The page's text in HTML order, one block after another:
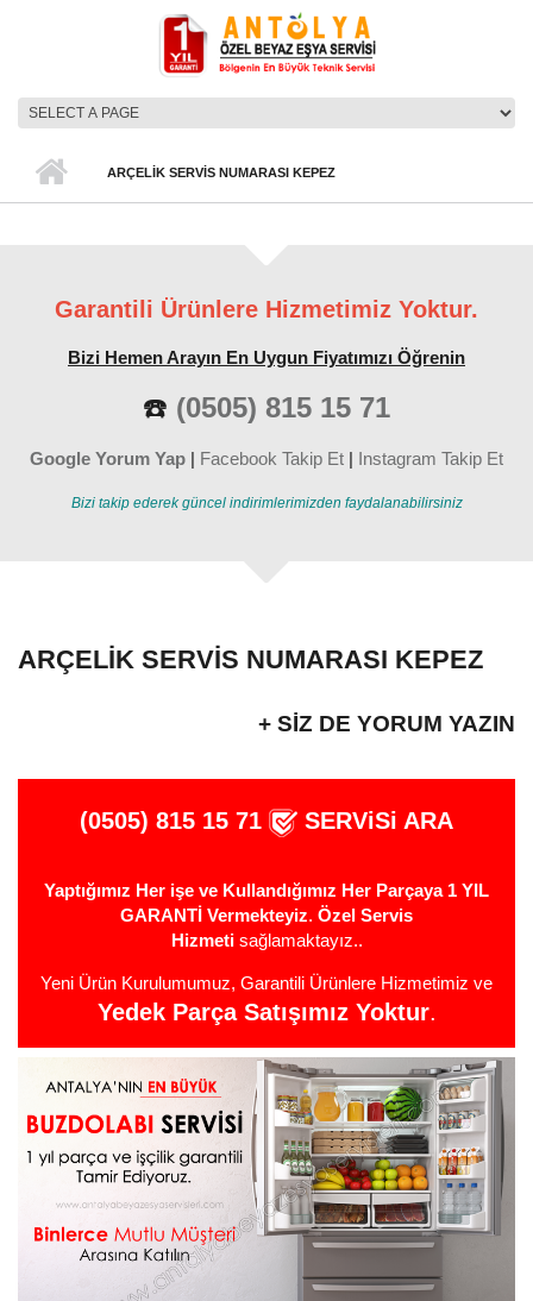
ANA MENÜARÇELIK SERVIS NUMARASI KEPEZ
Garantili Ürünlere Hizmetimiz Yoktur.
Bizi Hemen Arayın En Uygun Fiyatımızı Öğrenin
☎️ (0505) 815 15 71
Google Yorum Yap | Facebook Takip Et | Instagram Takip Et
Bizi takip ederek güncel indirimlerimizden faydalanabilirsiniz
ARÇELIK SERVIS NUMARASI KEPEZ
+ SIZ DE YORUM YAZIN
(0505) 815 15 71 SERViSi ARA
Yaptığımız Her işe ve Kullandığımız Her Parçaya 1 YIL
GARANTİ Vermekteyiz. Özel Servis
Hizmetisağlamaktayız..
Yeni Ürün Kurulumumuz, Garantili Ürünlere Hizmetimiz ve
Yedek Parça Satışımız Yoktur.